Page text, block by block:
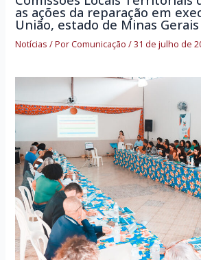
as ações da reparação em
União, estado de Minas
Notícias / PorComunicação/31 de julho de